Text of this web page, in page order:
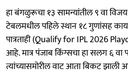
हा बंगळुरूचा १३ सामन्यांतील ९ वा
टेबलमधील पहिले स्थान १८ गुणांसह
पात्रताही (Qualify for IPL 2026
आहे. मात्र पंजाब किंग्सचा हा सलग ६
त्यांच्यासमोरील वाट आता बिकट झाली